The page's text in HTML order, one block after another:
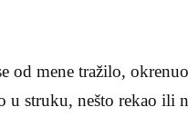
od mene tražilo,
struku, nešto rekao ili